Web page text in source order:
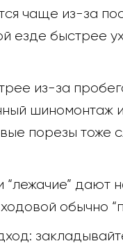
чаще из-за
езде быстрее
из-за
шиномонтаж
порезы тоже
дают
обычно